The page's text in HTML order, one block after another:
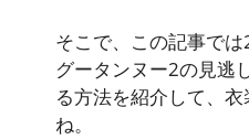
そこで、この記事で
グータンヌー2の見逃
る方法を紹介して、
ね。